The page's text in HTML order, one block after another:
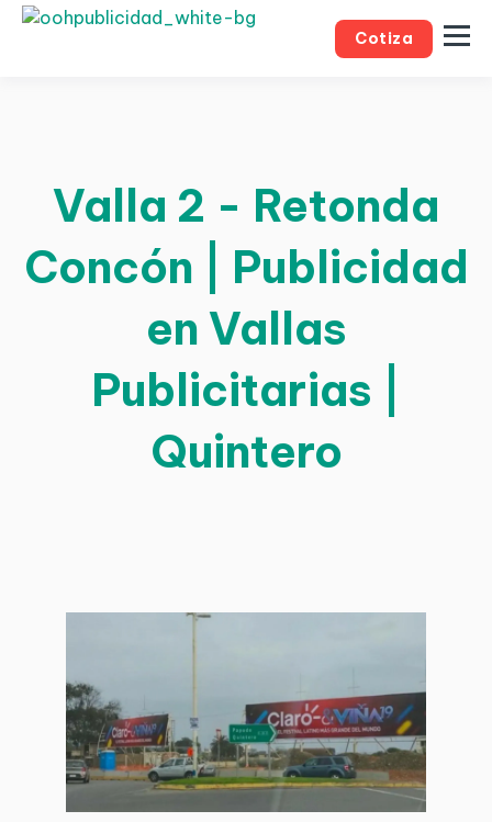
Cotiza
Valla 2 - Retonda
Concón | Publicidad
en Vallas
Publicitarias |
Quintero